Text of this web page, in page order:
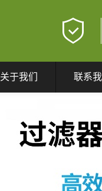
关于我们 联系我